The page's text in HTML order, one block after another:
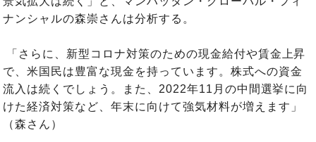
ナンシャルの森崇さんは分析する。
「さらに、新型コロナ対策のための現金給付や賃金上昇
で、米国民は豊富な現金を持っています。株式への資金
流入は続くでしょう。また、2022年11月の中間選挙に向
けた経済対策など、年末に向けて強気材料が増えます」
（森さん）